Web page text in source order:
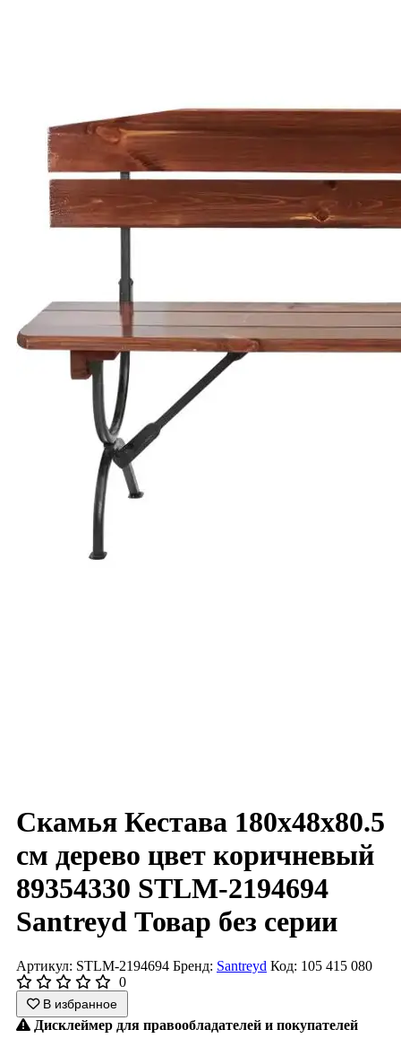
Скамья Кестава 180x48x80.5
см дерево цвет коричневый
89354330 STLM-2194694
Santreyd Товар без серии
Артикул: STLM-2194694 Бренд: Santreyd Код: 105 415 080
0
В избранное
Дисклеймер для правообладателей и покупателей